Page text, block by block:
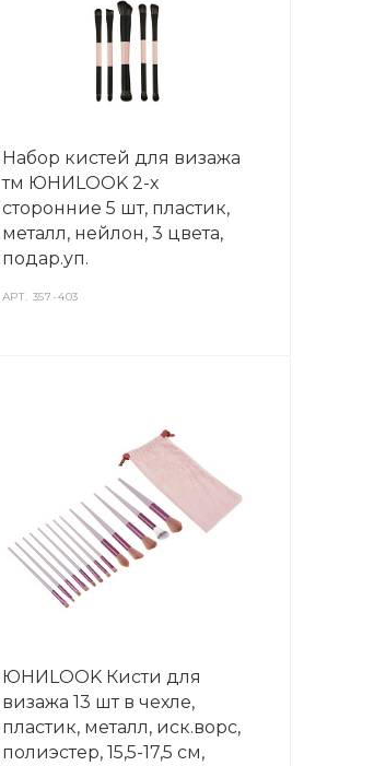
Набор кистей для визажа
тм ЮНИLOOK 2-х
сторонние 5 шт, пластик,
металл, нейлон, 3 цвета,
подар.уп.
АРТ. 357-403
ЮНИLOOK Кисти для
визажа 13 шт в чехле,
пластик, металл, иск.ворс,
полиэстер, 15,5-17,5 см,